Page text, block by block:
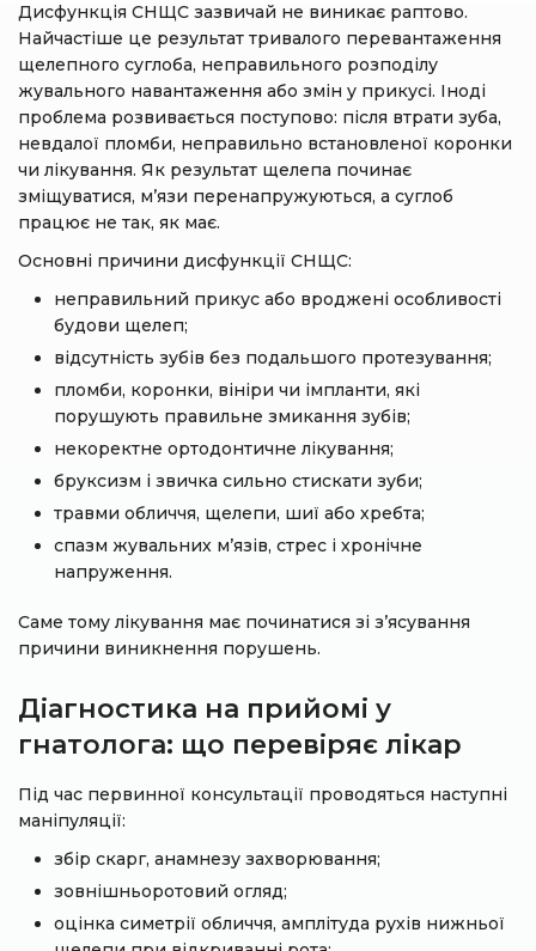
Дисфункція СНЩС зазвичай не виникає раптово.
Найчастіше це результат тривалого перевантаження
щелепного суглоба, неправильного розподілу
жувального навантаження або змін у прикусі. Іноді
проблема розвивається поступово: після втрати зуба,
невдалої пломби, неправильно встановленої коронки
чи лікування. Як результат щелепа починає
зміщуватися, м’язи перенапружуються, а суглоб
працює не так, як має.
Основні причини дисфункції СНЩС:
неправильний прикус або вроджені особливості
будови щелеп;
відсутність зубів без подальшого протезування;
пломби, коронки, вініри чи імпланти, які
порушують правильне змикання зубів;
некоректне ортодонтичне лікування;
бруксизм і звичка сильно стискати зуби;
травми обличчя, щелепи, шиї або хребта;
спазм жувальних м’язів, стрес і хронічне
напруження.
Саме тому лікування має починатися зі з’ясування
причини виникнення порушень.
Діагностика на прийомі у
гнатолога: що перевіряє лікар
Під час первинної консультації проводяться наступні
маніпуляції:
збір скарг, анамнезу захворювання;
зовнішньоротовий огляд;
оцінка симетрії обличчя, амплітуда рухів нижньої